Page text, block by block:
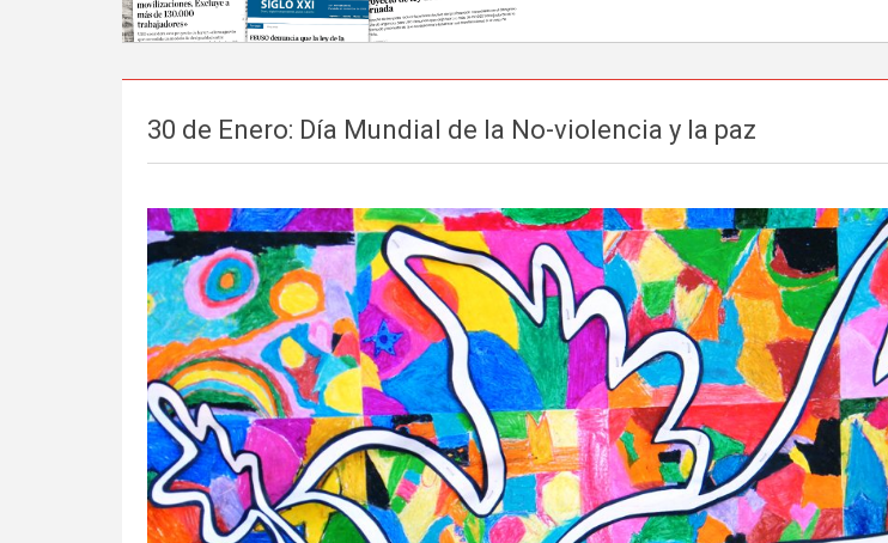
30 de Enero: Día Mundial de la No-violencia y la paz